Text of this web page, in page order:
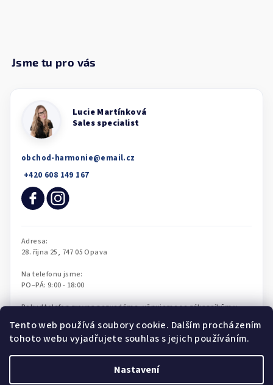
Tento web používá soubory cookie. Dalším procházením
tohoto webu vyjadřujete souhlas s jejich používáním.
Nastavení
obchod-harmonie@email.cz